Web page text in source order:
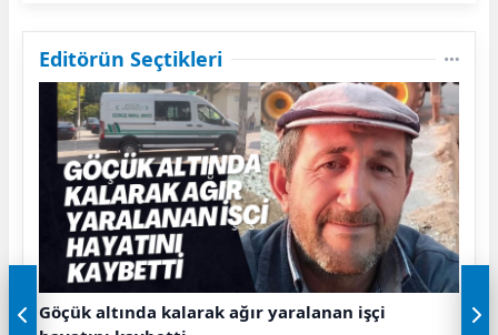
Editörün Seçtikleri
Göçük altında kalarak ağır yaralanan işçi